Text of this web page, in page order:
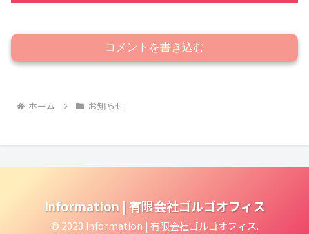
コメントを書き込む
ホーム お知らせ
Information | 有限会社ゴルゴオフィス
© 2023 Information | 有限会社ゴルゴオフィス.